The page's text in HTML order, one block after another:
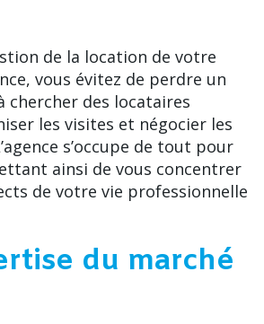
de la location de votre
vous évitez de perdre un
chercher des locataires
les visites et négocier les
s’occupe de tout pour
ainsi de vous concentrer
de votre vie professionnelle
du marché